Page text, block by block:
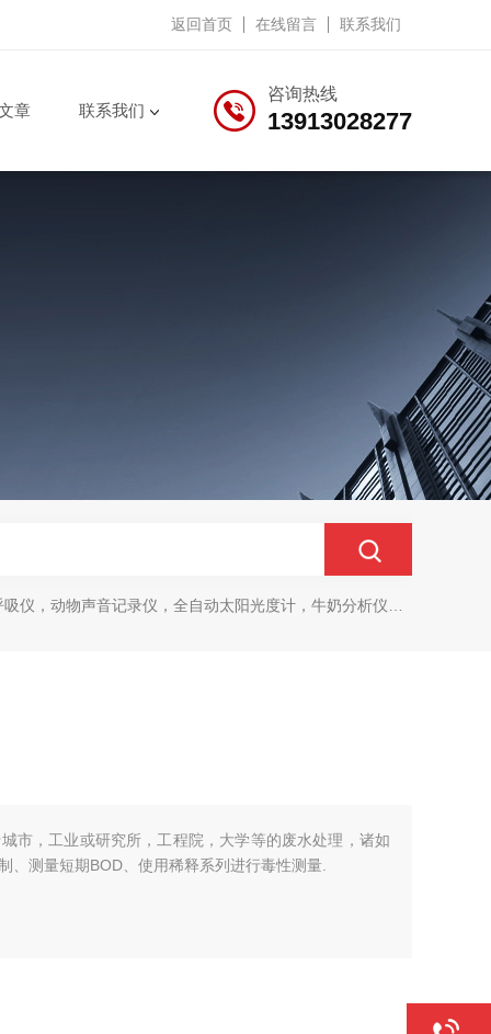
返回首页 在线留言 联系我们
咨询热线
13913028277
章 联系我们
声音记录仪，全自动太阳光度计，牛奶分析仪，牛奶体细胞测定仪，质构仪，高胶强度测定仪
市，工业或研究所，工程院，大学等的废水处理，诸如
、测量短期BOD、使用稀释系列进行毒性测量.